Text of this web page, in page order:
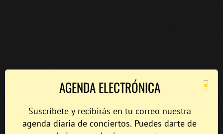
×
AGENDA ELECTRÓNICA
Suscríbete y recibirás en tu correo nuestra
agenda diaria de conciertos. Puedes darte de